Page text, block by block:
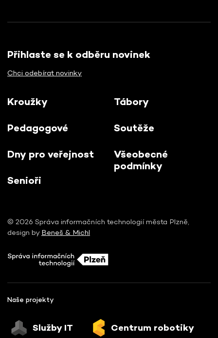
Přihlaste se k odběru novinek
Chci odebírat novinky
Kroužky
Pedagogové
Dny pro veřejnost
Senioři
Tábory
Soutěže
Všeobecné
podmínky
© 2026 Správa informačních technologií města Plzně,
design by Beneš & Michl
Naše projekty
Služby IT Centrum robotiky